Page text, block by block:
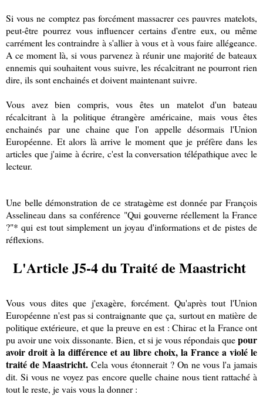
Si vous ne comptez pas forcément massacrer ces pauvres matelots,
peut-être pourrez vous influencer certains d'entre eux, ou même
carrément les contraindre à s'allier à vous et à vous faire allégeance.
A ce moment là, si vous parvenez à réunir une majorité de bateaux
ennemis qui souhaitent vous suivre, les récalcitrant ne pourront rien
dire, ils sont enchainés et doivent maintenant suivre.
Vous avez bien compris, vous êtes un matelot d'un bateau
récalcitrant à la politique étrangère américaine, mais vous êtes
enchainés par une chaine que l'on appelle désormais l'Union
Européenne. Et alors là arrive le moment que je préfère dans les
articles que j'aime à écrire, c'est la conversation télépathique avec le
lecteur.
Une belle démonstration de ce stratagème est donnée par François
Asselineau dans sa conférence "Qui gouverne réellement la France
?"* qui est tout simplement un joyau d'informations et de pistes de
réflexions.
L'Article J5-4 du Traité de Maastricht
Vous vous dites que j'exagère, forcément. Qu'après tout l'Union
Européenne n'est pas si contraignante que ça, surtout en matière de
politique extérieure, et que la preuve en est : Chirac et la France ont
pu avoir une voix dissonante. Bien, et si je vous répondais quepour
avoir droit à la différence et au libre choix, la France a violé le
traité de Maastricht.Cela vous étonnerait ? On ne vous l'a jamais
dit. Si vous ne voyez pas encore quelle chaine nous tient rattaché à
tout le reste, je vais vous la donner :